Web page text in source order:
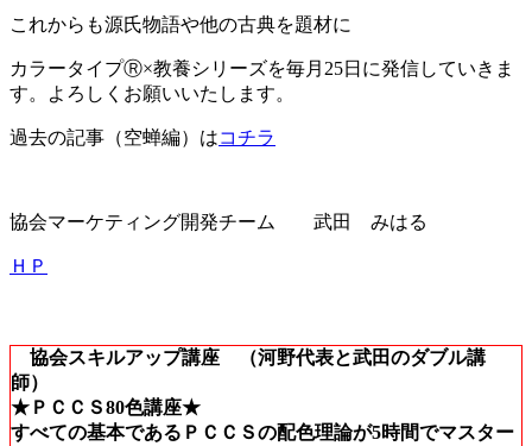
これからも源氏物語や他の古典を題材に
カラータイプⓇ×教養シリーズを毎月25日に発信していきま
す。よろしくお願いいたします。
過去の記事（空蝉編）はコチラ
協会マーケティング開発チーム 武田 みはる
ＨＰ
協会スキルアップ講座 （河野代表と武田のダブル講
師）
★ＰＣＣＳ80色講座★
すべての基本であるＰＣＣＳの配色理論が5時間でマスター